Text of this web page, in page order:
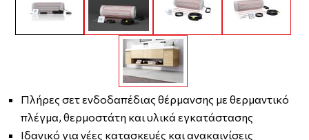
Πλήρες σετ ενδοδαπέδιας θέρμανσης με θερμαντικό
πλέγμα, θερμοστάτη και υλικά εγκατάστασης
Ιδανικό για νέες κατασκευές και ανακαινίσεις